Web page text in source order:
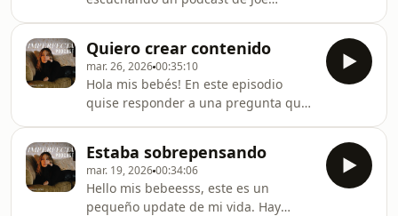
felicidad. Te quiero, gracias por estar
aquí. Suscríbete a nuestro YOUTUBE
Quiero crear contenido
mar. 26, 202600:35:10
Hola mis bebés! En este episodio
quise responder a una pregunta que
es lo que piensas, va mucho más allá.
Encuentra este video en Youtube
Estaba sobrepensando
mar. 19, 202600:34:06
Hello mis bebeesss, este es un
pequeño update de mi vida. Hay